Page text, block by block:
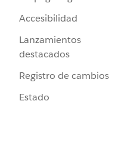
Accesibilidad
Lanzamientos
destacados
Registro de cambios
Estado